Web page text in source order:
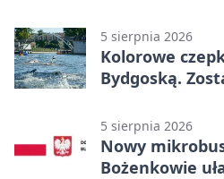
5 sierpnia 2026
Kolorowe
Bydgoską.
5 sierpnia 2026
Nowy
Bożenkowie